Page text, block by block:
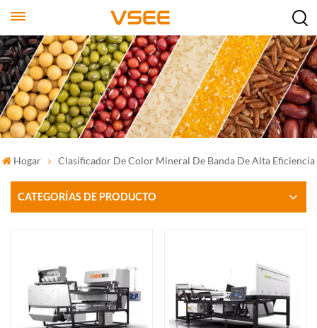
Hogar Clasificador De Color Mineral De Banda De Alta Eficiencia
CATEGORÍAS DE PRODUCTO